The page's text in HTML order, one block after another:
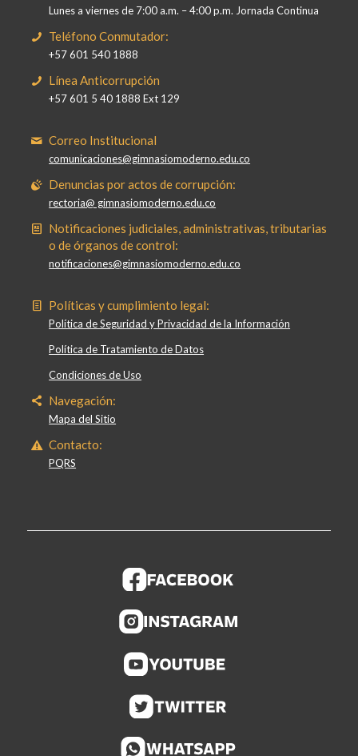
Lunes a viernes de 7:00 a.m. – 4:00 p.m. Jornada Continua
Teléfono Conmutador:
+57 601 540 1888
Línea Anticorrupción
+57 601 5 40 1888 Ext 129
Correo Institucional
comunicaciones@gimnasiomoderno.edu.co
Denuncias por actos de corrupción:
rectoria@ gimnasiomoderno.edu.co
Notificaciones judiciales, administrativas, tributarias
o de órganos de control:
notificaciones@gimnasiomoderno.edu.co
Políticas y cumplimiento legal:
Política de Seguridad y Privacidad de la Información
Política de Tratamiento de Datos
Condiciones de Uso
Navegación:
Mapa del Sitio
Contacto:
PQRS